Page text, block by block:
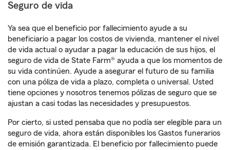
Seguro de vida
Ya sea que el beneficio por fallecimiento ayude a su
beneficiario a pagar los costos de vivienda, mantener el nivel
de vida actual o ayudar a pagar la educación de sus hijos, el
seguro de vida de State Farm® ayuda a que los momentos de
su vida continúen. Ayude a asegurar el futuro de su familia
con una póliza de vida a plazo, completa o universal. Usted
tiene opciones y nosotros tenemos pólizas de seguro que se
ajustan a casi todas las necesidades y presupuestos.
Por cierto, si usted pensaba que no podía ser elegible para un
seguro de vida, ahora están disponibles los Gastos funerarios
de emisión garantizada. El beneficio por fallecimiento puede